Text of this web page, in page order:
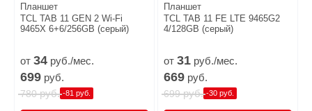
Планшет
TCL TAB 11 GEN 2 Wi-Fi
9465X 6+6/256GB (серый)
от 34 руб./мес.
699 руб.
780руб. -81 руб.
Планшет
TCL TAB 11 FE LTE 9465G2
4/128GB (серый)
от 31 руб./мес.
669 руб.
699руб. -30 руб.